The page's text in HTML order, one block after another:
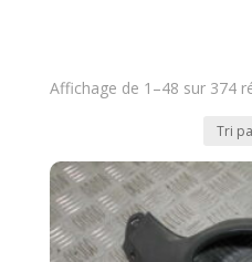
Affichage de 1–48 sur 374